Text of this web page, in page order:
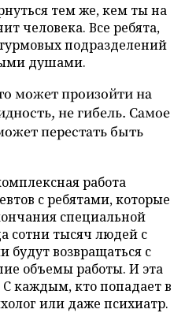
тем же, кем ты на
человека. Все ребята,
подразделений
душами.
может произойти на
не гибель. Самое
перестать быть
работа
с ребятами, которые
специальной
сотни тысяч людей с
возвращаться с
объемы работы. И эта
С каждым, кто попадает в
или даже психиатр.